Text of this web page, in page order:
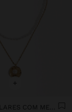
+
SET DE COLARES COM MEDALHA E PÉROLAS